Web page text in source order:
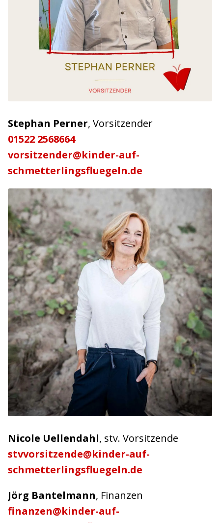
Stephan Perner, Vorsitzender
01522 2568664
vorsitzender@kinder-auf-
schmetterlingsfluegeln.de
Nicole Uellendahl, stv. Vorsitzende
stvvorsitzende@kinder-auf-
schmetterlingsfluegeln.de
Jörg Bantelmann, Finanzen
finanzen@kinder-auf-